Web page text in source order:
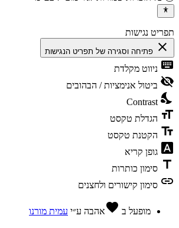
נגישות
פתיחה וסגירה של תפריט הנגישות
ניווט מקלדת
ביטול אנימציות / הבהובים
Contrast
הגדלת טקסט
הקטנת טקסט
גופן קריא
סימון כותרות
סימון קישורים ולחצנים
מופעל בfavorite אהבהע״י עמית מורנו